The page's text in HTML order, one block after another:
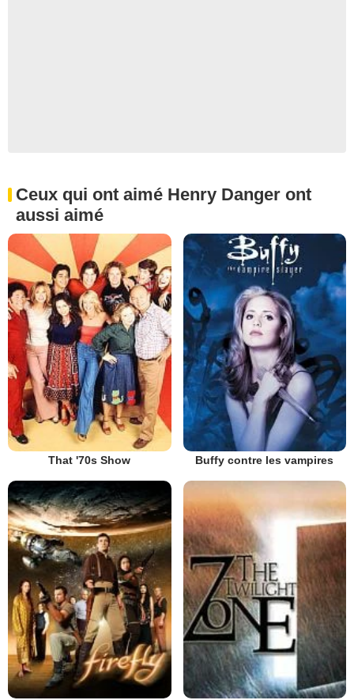
Ceux qui ont aimé Henry Danger ont
aussi aimé
That '70s Show Buffy contre les vampires